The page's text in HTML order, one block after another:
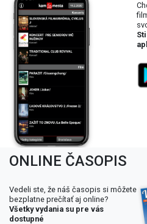
ONLINE ČASOPIS
Vedeli ste, že náš časopis si môžete
bezplatne prečítať aj online?
Všetky vydania su pre vás
dostupné